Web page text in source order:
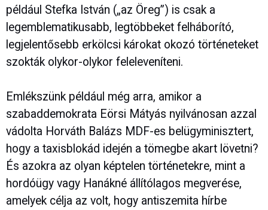
például Stefka István („az Öreg”) is csak a
legemblematikusabb, legtöbbeket felháborító,
legjelentősebb erkölcsi károkat okozó történeteket
szokták olykor-olykor feleleveníteni.
Emlékszünk például még arra, amikor a
szabaddemokrata Eörsi Mátyás nyilvánosan azzal
vádolta Horváth Balázs MDF-es belügyminisztert,
hogy a taxisblokád idején a tömegbe akart lövetni?
És azokra az olyan képtelen történetekre, mint a
hordóügy vagy Hanákné állítólagos megverése,
amelyek célja az volt, hogy antiszemita hírbe